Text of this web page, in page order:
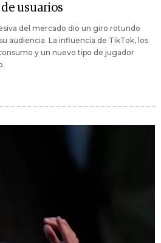
usuarios
del mercado dio un giro rotundo
audiencia. La influencia de TikTok, los
y un nuevo tipo de jugador